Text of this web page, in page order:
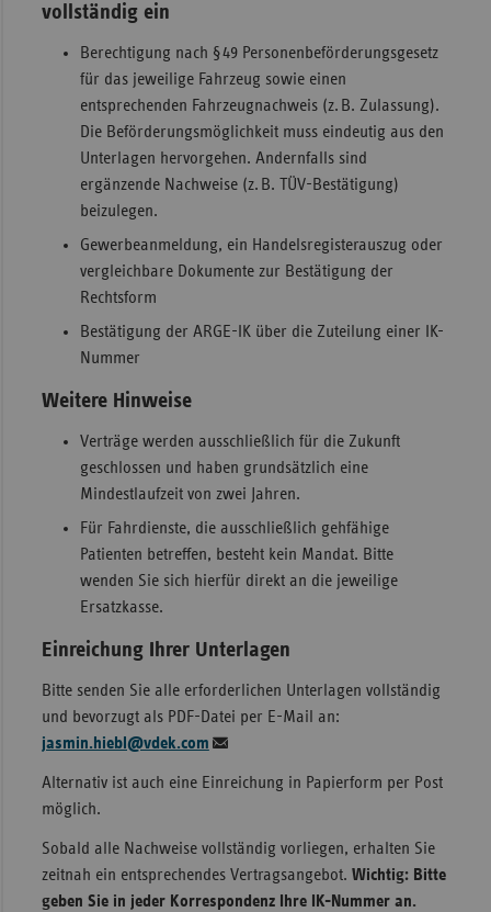
vollständig ein
Berechtigung nach § 49 Personenbeförderungsgesetz
für das jeweilige Fahrzeug sowie einen
entsprechenden Fahrzeugnachweis (z. B. Zulassung).
Die Beförderungsmöglichkeit muss eindeutig aus den
Unterlagen hervorgehen. Andernfalls sind
ergänzende Nachweise (z. B. TÜV-Bestätigung)
beizulegen.
Gewerbeanmeldung, ein Handelsregisterauszug oder
vergleichbare Dokumente zur Bestätigung der
Rechtsform
Bestätigung der ARGE-IK über die Zuteilung einer IK-
Nummer
Weitere Hinweise
Verträge werden ausschließlich für die Zukunft
geschlossen und haben grundsätzlich eine
Mindestlaufzeit von zwei Jahren.
Für Fahrdienste, die ausschließlich gehfähige
Patienten betreffen, besteht kein Mandat. Bitte
wenden Sie sich hierfür direkt an die jeweilige
Ersatzkasse.
Einreichung Ihrer Unterlagen
Bitte senden Sie alle erforderlichen Unterlagen vollständig
und bevorzugt als PDF-Datei per E-Mail an:
jasmin.hiebl@vdek.com
Alternativ ist auch eine Einreichung in Papierform per Post
möglich.
Sobald alle Nachweise vollständig vorliegen, erhalten Sie
zeitnah ein entsprechendes Vertragsangebot. Wichtig: Bitte
geben Sie in jeder Korrespondenz Ihre IK-Nummer an.